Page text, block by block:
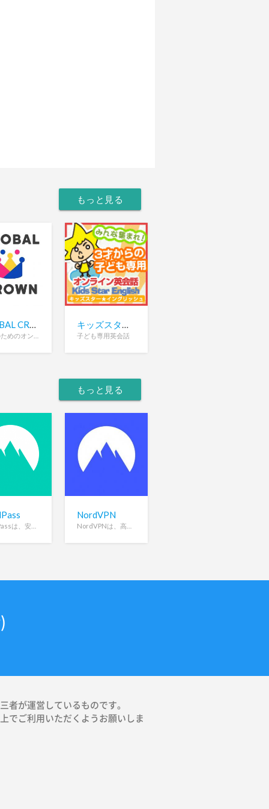
もっと見る
GLOBAL CROWN (グローバルクラウン) キッズスターイングリッシュ
子ども専用英会話
もっと見る
NordPassは、安全なパスワードの保存と自動入力を行う暗号化パスワードマネージャーです。
NordVPN
が運営しているものです。
でご利用いただくようお願いしま